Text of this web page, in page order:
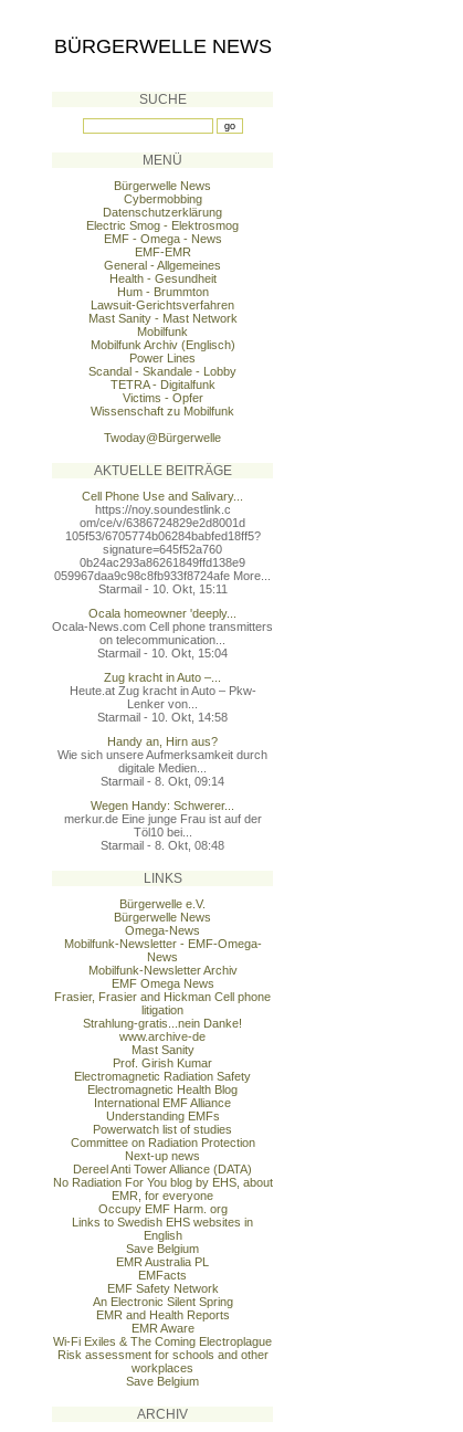
BÜRGERWELLE NEWS
SUCHE
MENÜ
Bürgerwelle News
Cybermobbing
Datenschutzerklärung
Electric Smog - Elektrosmog
EMF - Omega - News
EMF-EMR
General - Allgemeines
Health - Gesundheit
Hum - Brummton
Lawsuit-Gerichtsverfahren
Mast Sanity - Mast Network
Mobilfunk
Mobilfunk Archiv (Englisch)
Power Lines
Scandal - Skandale - Lobby
TETRA - Digitalfunk
Victims - Opfer
Wissenschaft zu Mobilfunk
Twoday@Bürgerwelle
AKTUELLE BEITRÄGE
Cell Phone Use and Salivary...
https://noy.soundestlink.c
om/ce/v/6386724829e2d8001d
105f53/6705774b06284babfed18ff5?
signature=645f52a760
0b24ac293a86261849ffd138e9
059967daa9c98c8fb933f8724afe More...
Starmail - 10. Okt, 15:11
Ocala homeowner 'deeply...
Ocala-News.com Cell phone transmitters
on telecommunication...
Starmail - 10. Okt, 15:04
Zug kracht in Auto –...
Heute.at Zug kracht in Auto – Pkw-
Lenker von...
Starmail - 10. Okt, 14:58
Handy an, Hirn aus?
Wie sich unsere Aufmerksamkeit durch
digitale Medien...
Starmail - 8. Okt, 09:14
Wegen Handy: Schwerer...
merkur.de Eine junge Frau ist auf der
Töl10 bei...
Starmail - 8. Okt, 08:48
LINKS
Bürgerwelle e.V.
Bürgerwelle News
Omega-News
Mobilfunk-Newsletter - EMF-Omega-
News
Mobilfunk-Newsletter Archiv
EMF Omega News
Frasier, Frasier and Hickman Cell phone
litigation
Strahlung-gratis...nein Danke!
www.archive-de
Mast Sanity
Prof. Girish Kumar
Electromagnetic Radiation Safety
Electromagnetic Health Blog
International EMF Alliance
Understanding EMFs
Powerwatch list of studies
Committee on Radiation Protection
Next-up news
Dereel Anti Tower Alliance (DATA)
No Radiation For You blog by EHS, about
EMR, for everyone
Occupy EMF Harm. org
Links to Swedish EHS websites in
English
Save Belgium
EMR Australia PL
EMFacts
EMF Safety Network
An Electronic Silent Spring
EMR and Health Reports
EMR Aware
Wi-Fi Exiles & The Coming Electroplague
Risk assessment for schools and other
workplaces
Save Belgium
ARCHIV